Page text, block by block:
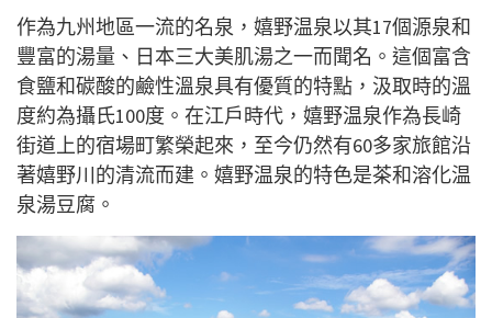
作為九州地區一流的名泉，嬉野温泉以其17個源泉和
豐富的湯量、日本三大美肌湯之一而聞名。這個富含
食鹽和碳酸的鹼性溫泉具有優質的特點，汲取時的溫
度約為攝氏100度。在江戶時代，嬉野温泉作為長崎
街道上的宿場町繁榮起來，至今仍然有60多家旅館沿
著嬉野川的清流而建。嬉野温泉的特色是茶和溶化温
泉湯豆腐。